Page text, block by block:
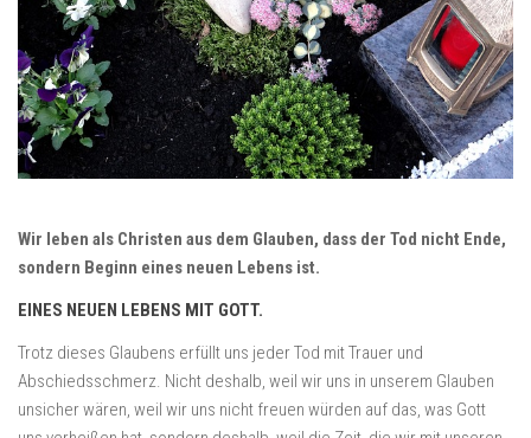
Wir leben als Christen aus dem Glauben, dass der Tod nicht Ende,
sondern Beginn eines neuen Lebens ist.
EINES NEUEN LEBENS MIT GOTT.
Trotz dieses Glaubens erfüllt uns jeder Tod mit Trauer und
Abschiedsschmerz. Nicht deshalb, weil wir uns in unserem Glauben
unsicher wären, weil wir uns nicht freuen würden auf das, was Gott